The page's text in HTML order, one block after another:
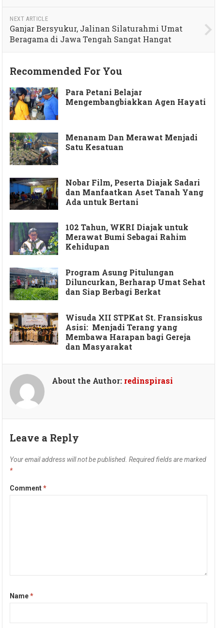
NEXT ARTICLE
Ganjar Bersyukur, Jalinan Silaturahmi Umat
Beragama di Jawa Tengah Sangat Hangat
Recommended For You
Para Petani Belajar
Mengembangbiakkan Agen Hayati
Menanam Dan Merawat Menjadi
Satu Kesatuan
Nobar Film, Peserta Diajak Sadari
dan Manfaatkan Aset Tanah Yang
Ada untuk Bertani
102 Tahun, WKRI Diajak untuk
Merawat Bumi Sebagai Rahim
Kehidupan
Program Asung Pitulungan
Diluncurkan, Berharap Umat Sehat
dan Siap Berbagi Berkat
Wisuda XII STPKat St. Fransiskus
Asisi: Menjadi Terang yang
Membawa Harapan bagi Gereja
dan Masyarakat
About the Author: redinspirasi
Leave a Reply
Your email address will not be published. Required fields are marked
*
Comment*
Name*